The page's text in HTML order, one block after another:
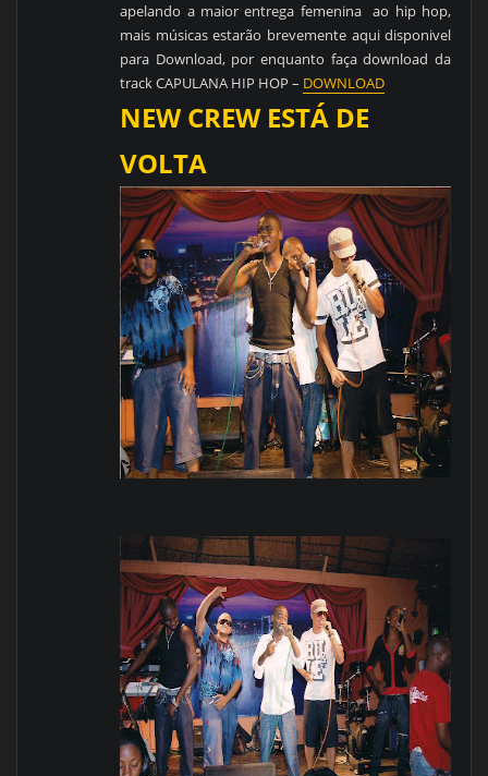
apelando a maior entrega femenina ao hip hop,
mais músicas estarão brevemente aqui disponivel
para Download, por enquanto faça download da
track CAPULANA HIP HOP – DOWNLOAD
NEW CREW ESTÁ DE
VOLTA